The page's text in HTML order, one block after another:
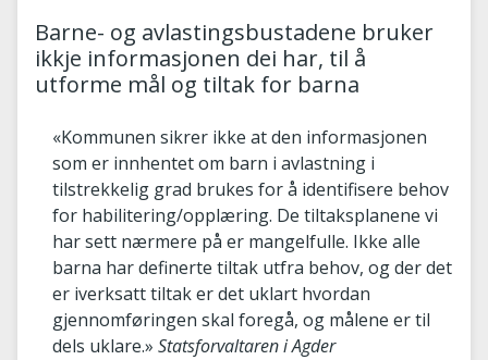
Barne- og avlastingsbustadene bruker
ikkje informasjonen dei har, til å
utforme mål og tiltak for barna
«Kommunen sikrer ikke at den informasjonen
som er innhentet om barn i avlastning i
tilstrekkelig grad brukes for å identifisere behov
for habilitering/opplæring. De tiltaksplanene vi
har sett nærmere på er mangelfulle. Ikke alle
barna har definerte tiltak utfra behov, og der det
er iverksatt tiltak er det uklart hvordan
gjennomføringen skal foregå, og målene er til
dels uklare.» Statsforvaltaren i Agder